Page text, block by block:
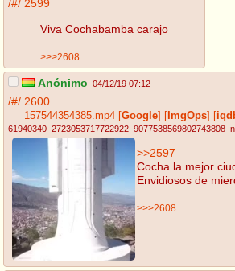
/#/ 2599
Viva Cochabamba carajo
>>>2608
Anónimo 04/12/19 07:12
/#/ 2600
157544354385.mp4 Google ImgOps
>>2597
Cocha la mejor
Envidiosos de
>>>2608